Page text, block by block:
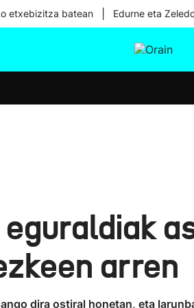
etxebizitza batean Edurne eta
arren
dira ostiral honetan, eta